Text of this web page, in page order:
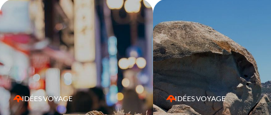
IDÉES VOYAGE IDÉES VOYAGE